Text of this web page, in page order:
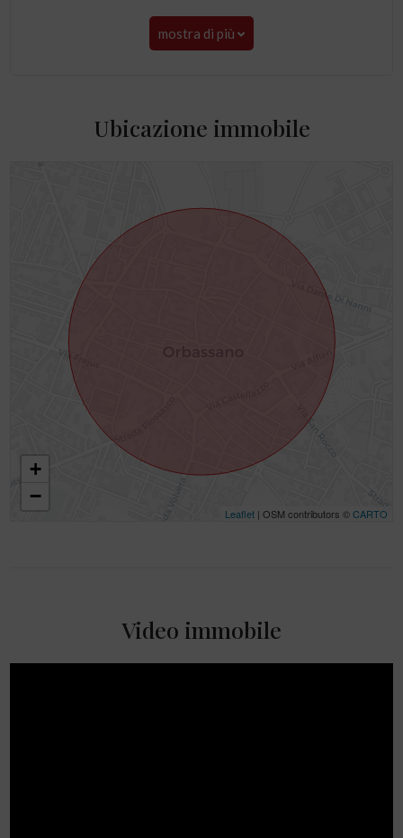
mostra di più
Ubicazione immobile
+
−
Leaflet| OSM contributors ©CARTO
Video immobile